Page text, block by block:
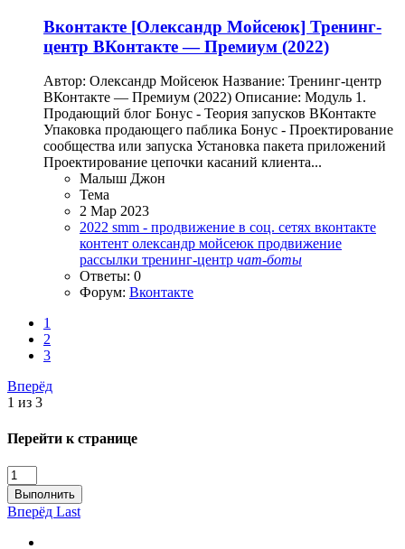
Вконтакте [Олександр Мойсеюк] Тренинг-
центр ВКонтакте — Премиум (2022)
Автор: Олександр Мойсеюк Название: Тренинг-центр
ВКонтакте — Премиум (2022) Описание: Модуль 1.
Продающий блог Бонус - Теория запусков ВКонтакте
Упаковка продающего паблика Бонус - Проектирование
сообщества или запуска Установка пакета приложений
Проектирование цепочки касаний клиента...
Малыш Джон
Тема
2 Мар 2023
2022 smm - продвижение в соц. сетях вконтакте
контент олександр мойсеюк продвижение
рассылки тренинг-центр чат-боты
Ответы: 0
Форум: Вконтакте
1
2
3
Вперёд
1 из 3
Перейти к странице
Выполнить
Вперёд Last